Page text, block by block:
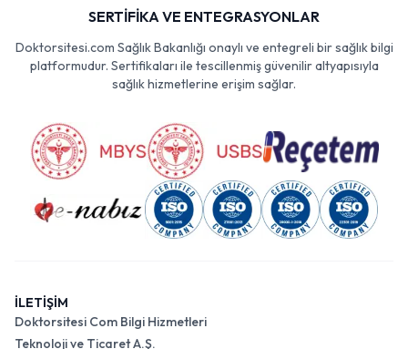
SERTİFİKA VE ENTEGRASYONLAR
Doktorsitesi.com Sağlık Bakanlığı onaylı ve entegreli bir sağlık bilgi
platformudur. Sertifikaları ile tescillenmiş güvenilir altyapısıyla
sağlık hizmetlerine erişim sağlar.
İLETİŞİM
Doktorsitesi Com Bilgi Hizmetleri
Teknoloji ve Ticaret A.Ş.